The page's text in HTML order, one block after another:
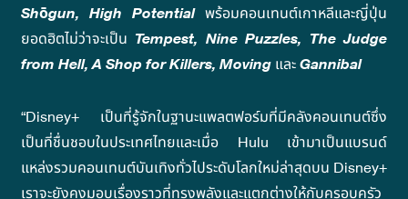
Shōgun, High Potential พร้อมคอนเทนต์เกาหลีและญี่ปุ่น
ยอดฮิตไม่ว่าจะเป็น Tempest, Nine Puzzles, The Judge
from Hell, A Shop for Killers, Moving และGannibal
“Disney+ เป็นที่รู้จักในฐานะแพลตฟอร์มที่มีคลังคอนเทนต์ซึ่ง
เป็นที่ชื่นชอบในประเทศไทยและเมื่อ Hulu เข้ามาเป็นแบรนด์
แหล่งรวมคอนเทนต์บันเทิงทั่วไประดับโลกใหม่ล่าสุดบน Disney+
เราจะยังคงมอบเรื่องราวที่ทรงพลังและแตกต่างให้กับครอบครัว